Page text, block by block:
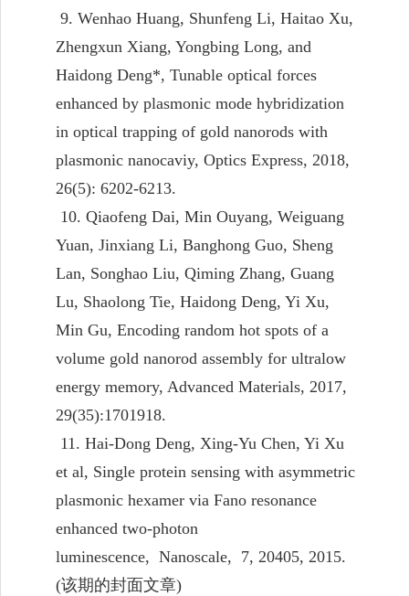
9. Wenhao Huang, Shunfeng Li, Haitao Xu,
Zhengxun Xiang, Yongbing Long, and
Haidong Deng*, Tunable optical forces
enhanced by plasmonic mode hybridization
in optical trapping of gold nanorods with
plasmonic nanocaviy, Optics Express, 2018,
26(5): 6202-6213.
10. Qiaofeng Dai, Min Ouyang, Weiguang
Yuan, Jinxiang Li, Banghong Guo, Sheng
Lan, Songhao Liu, Qiming Zhang, Guang
Lu, Shaolong Tie, Haidong Deng, Yi Xu,
Min Gu, Encoding random hot spots of a
volume gold nanorod assembly for ultralow
energy memory, Advanced Materials, 2017,
29(35):1701918.
11. Hai-Dong Deng, Xing-Yu Chen, Yi Xu
et al, Single protein sensing with asymmetric
plasmonic hexamer via Fano resonance
enhanced two-photon
luminescence, Nanoscale, 7, 20405, 2015.
(该期的封面文章)